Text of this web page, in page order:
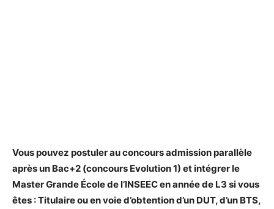
Vous pouvez postuler au concours admission parallèle
après un Bac+2 (concours Evolution 1) etintégrerle
Master Grande École de l’INSEECen année de L3 si vous
êtes : Titulaire ou en voie d’obtention d’un DUT, d’un BTS,